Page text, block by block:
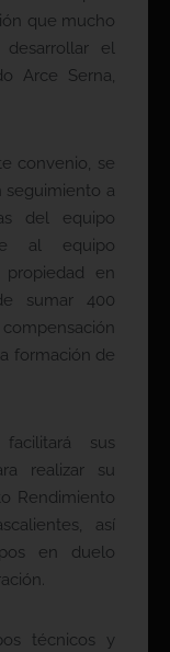
que mucho
el
Arce Serna,
convenio, se
seguimiento a
del equipo
al equipo
propiedad en
sumar 400
formación de
sus
realizar su
Rendimiento
así
en duelo
técnicos y